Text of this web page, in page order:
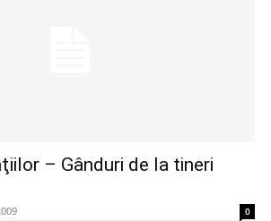
– Gânduri de la tineri
0